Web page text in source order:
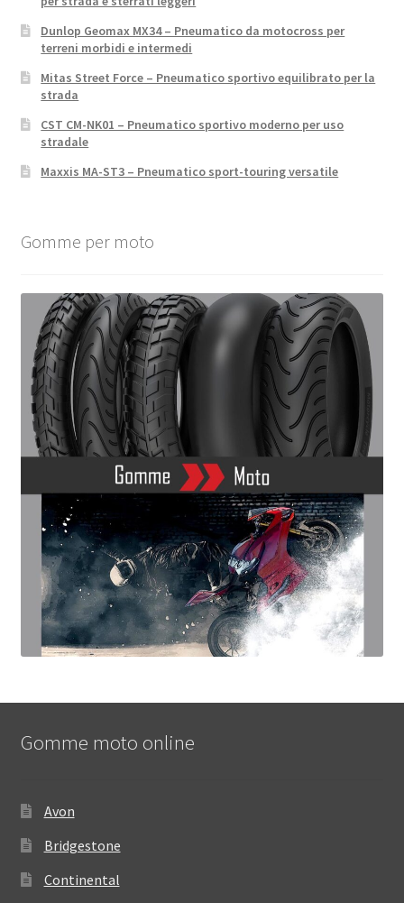
Dunlop Geomax MX34 – Pneumatico da motocross per
terreni morbidi e intermedi
Mitas Street Force – Pneumatico sportivo equilibrato per la
strada
CST CM-NK01 – Pneumatico sportivo moderno per uso
stradale
Maxxis MA-ST3 – Pneumatico sport-touring versatile
Gomme per moto
Gomme moto online
Avon
Bridgestone
Continental